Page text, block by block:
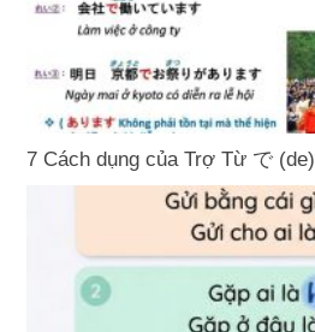
7 Cách dụng của Trợ Từ で (de)